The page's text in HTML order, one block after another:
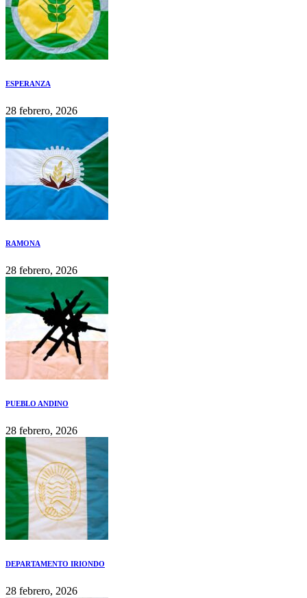
ESPERANZA
28 febrero, 2026
RAMONA
28 febrero, 2026
PUEBLO ANDINO
28 febrero, 2026
DEPARTAMENTO IRIONDO
28 febrero, 2026